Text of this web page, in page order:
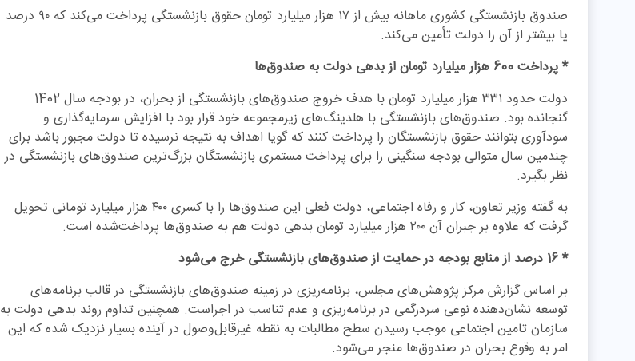
صندوق بازنشستگی کشوری ماهانه بیش از ۱۷ هزار میلیارد تومان حقوق بازنشستگی پرداخت می‌کند که ۹۰ درصد
یا بیشتر از آن را دولت تأمین می‌کند.
* پرداخت 600 هزار میلیارد تومان از بدهی دولت به صندوق‌ها
دولت حدود ۳۳۱ هزار میلیارد تومان با هدف خروج صندوق‌های بازنشستگی از بحران، در بودجه سال 1402
گنجانده بود. صندوق‌های بازنشستگی با هلدینگ‌های زیرمجموعه خود قرار بود با افزایش سرمایه‌گذاری و
سودآوری بتوانند حقوق بازنشستگان را پرداخت کنند که گویا اهداف به نتیجه نرسیده تا دولت مجبور باشد برای
چندمین سال متوالی بودجه سنگینی را برای پرداخت مستمری بازنشستگان بزرگ‌ترین صندوق‌های بازنشستگی در
نظر بگیرد.
به گفته وزیر تعاون، کار و رفاه اجتماعی، دولت فعلی این صندوق‌ها را با کسری ۴۰۰ هزار میلیارد تومانی تحویل
گرفت که علاوه بر جبران آن ۲۰۰ هزار میلیارد تومان بدهی دولت هم به صندوق‌ها پرداخت‌شده است.
* 16 درصد از منابع بودجه در حمایت از صندوق‌های بازنشستگی خرج می‌شود
بر اساس گزارش مرکز پژوهش‌های مجلس، برنامه‌ریزی در زمینه صندوق‌های بازنشستگی در قالب برنامه‌های
توسعه نشان‌دهنده نوعی سردرگمی در برنامه‌ریزی و عدم تناسب در اجراست. همچنین تداوم روند بدهی دولت به
سازمان تامین اجتماعی موجب رسیدن سطح مطالبات به نقطه غیرقابل‌وصول در آینده بسیار نزدیک شده که این
امر به وقوع بحران در صندوق‌ها منجر می‌شود.